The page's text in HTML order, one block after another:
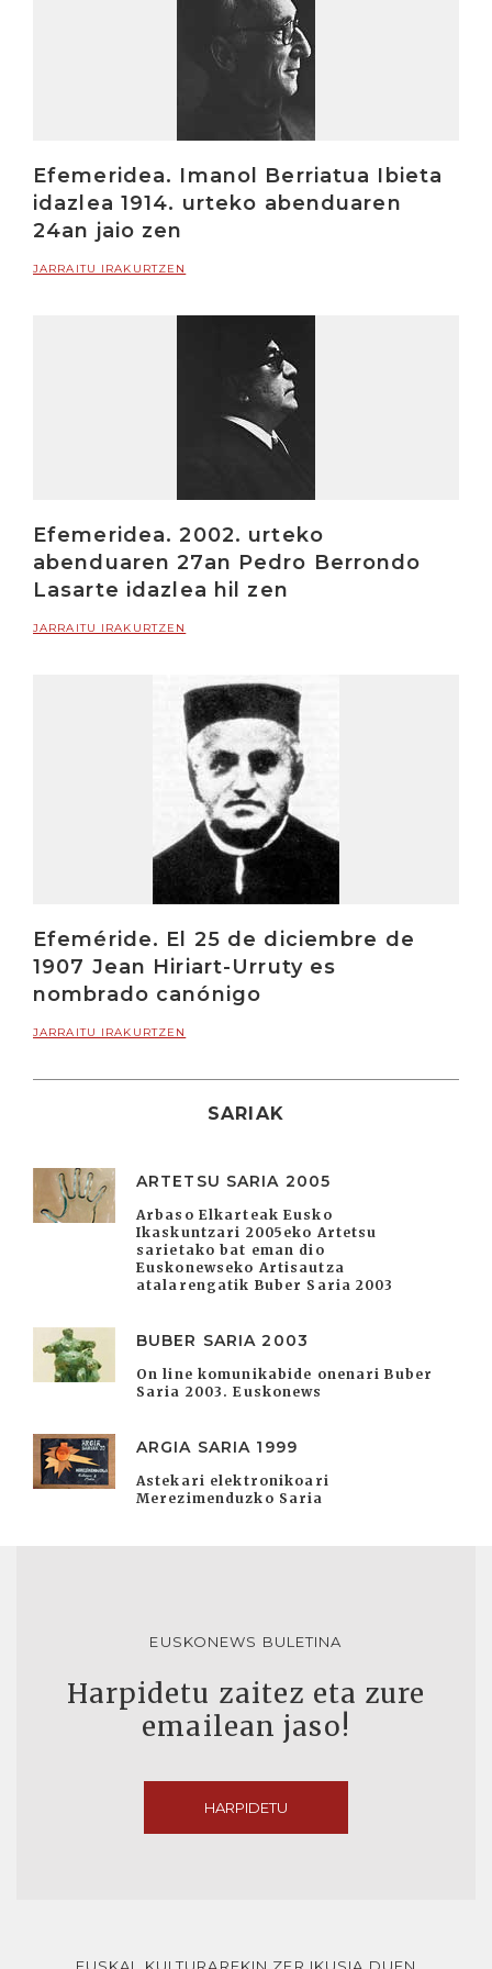
Efemeridea. Imanol Berriatua Ibieta
idazlea 1914. urteko abenduaren
24an jaio zen
JARRAITU IRAKURTZEN
Efemeridea. 2002. urteko
abenduaren 27an Pedro Berrondo
Lasarte idazlea hil zen
JARRAITU IRAKURTZEN
Efeméride. El 25 de diciembre de
1907 Jean Hiriart-Urruty es
nombrado canónigo
JARRAITU IRAKURTZEN
SARIAK
ARTETSU SARIA 2005
Arbaso Elkarteak Eusko
Ikaskuntzari 2005eko Artetsu
sarietako bat eman dio
Euskonewseko Artisautza
atalarengatik Buber Saria 2003
BUBER SARIA 2003
On line komunikabide onenari Buber
Saria 2003. Euskonews
ARGIA SARIA 1999
Astekari elektronikoari
Merezimenduzko Saria
EUSKONEWS BULETINA
Harpidetu zaitez eta zure
emailean jaso!
HARPIDETU